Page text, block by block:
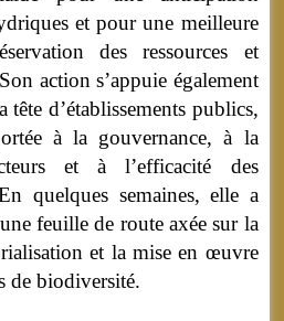
et pour une meilleure
des ressources et
action s’appuie également
tête d’établissements publics,
à la gouvernance, à la
et à l’efficacité des
quelques semaines, elle a
feuille de route axée sur la
et la mise en œuvre
de biodiversité.